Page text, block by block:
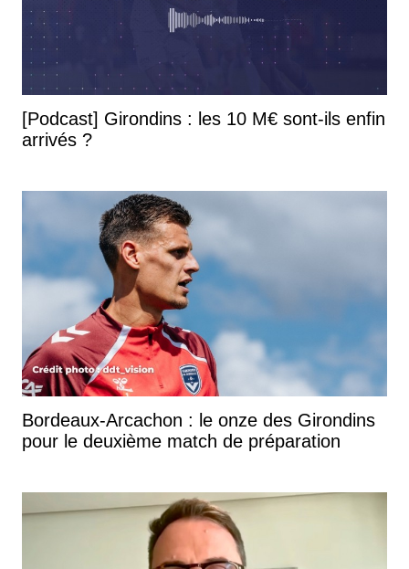
[Podcast] Girondins : les 10 M€ sont-ils enfin
arrivés ?
Bordeaux-Arcachon : le onze des Girondins
pour le deuxième match de préparation